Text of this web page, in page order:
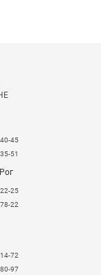
слой;
45
51
25
22
72
97